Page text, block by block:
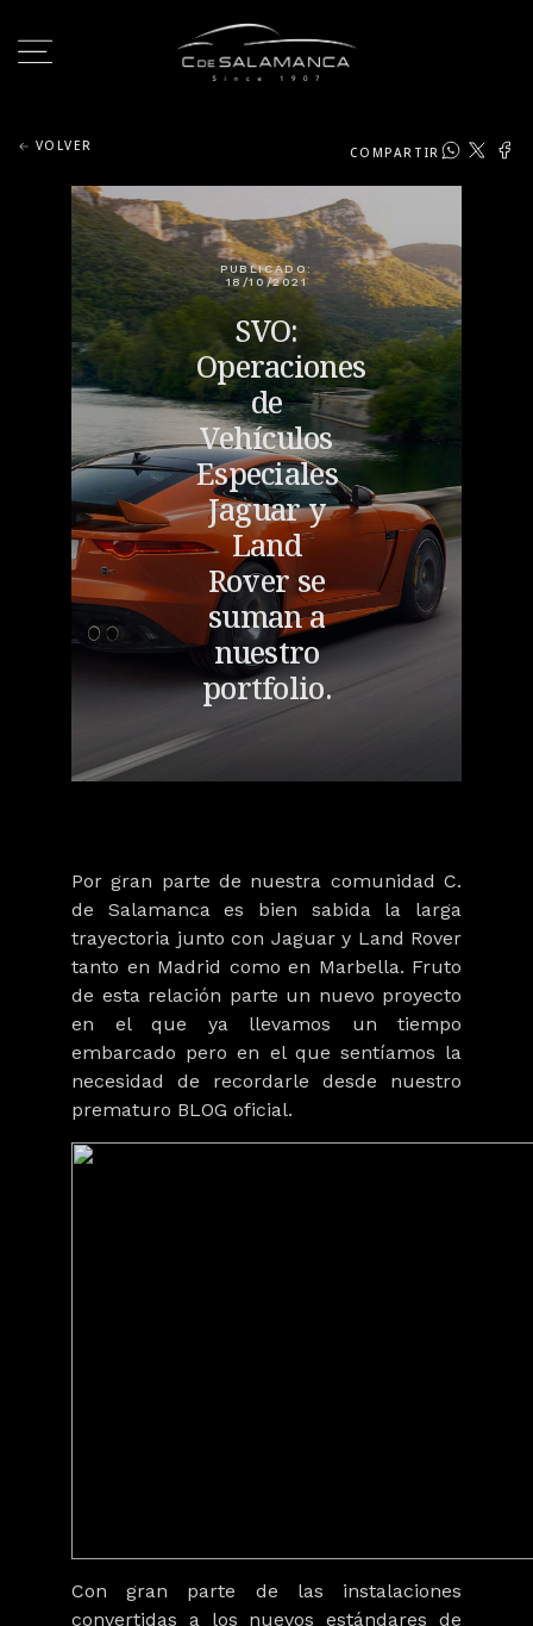
VOLVER COMPARTIR
PUBLICADO:
18/10/2021
SVO:
Operaciones
de
Vehículos
Especiales
Jaguar y
Land
Rover se
suman a
nuestro
portfolio.
Por gran parte de nuestra comunidad C.
de Salamanca es bien sabida la larga
trayectoria junto con Jaguar y Land Rover
tanto en Madrid como en Marbella. Fruto
de esta relación parte un nuevo proyecto
en el que ya llevamos un tiempo
embarcado pero en el que sentíamos la
necesidad de recordarle desde nuestro
prematuro BLOG oficial.
Con gran parte de las instalaciones
convertidas a los nuevos estándares de